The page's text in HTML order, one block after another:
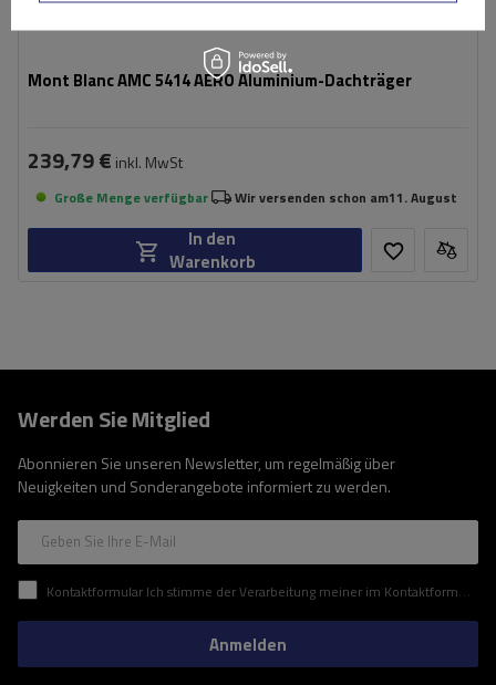
Mont Blanc AMC 5414 AERO Aluminium-Dachträger
239,79 € inkl. MwSt
Große Menge verfügbar Wir versenden schon am11. August
In den
Warenkorb
Werden Sie Mitglied
Abonnieren Sie unseren Newsletter, um regelmäßig über
Neuigkeiten und Sonderangebote informiert zu werden.
Geben Sie Ihre E-Mail
Kontaktformular Ich stimme der Verarbeitung meiner im Kontaktformular enthaltenen personenbezogenen Daten gemäß der Verordnung (EU) des Europäischen Parlaments und des Rates zu.
Anmelden